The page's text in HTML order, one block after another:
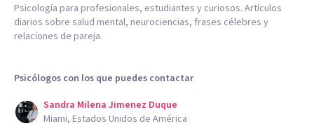
Psicología para profesionales, estudiantes y curiosos. Artículos
diarios sobre salud mental, neurociencias, frases célebres y
relaciones de pareja.
Psicólogos con los que puedes contactar
Sandra Milena Jimenez Duque
Miami, Estados Unidos de América